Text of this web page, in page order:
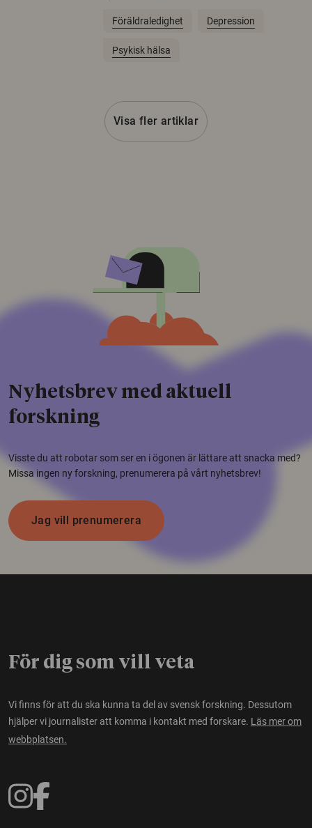
Föräldraledighet Depression
Psykisk hälsa
Visa fler artiklar
Nyhetsbrev med aktuell
forskning
Visste du att robotar som ser en i ögonen är lättare att snacka med?
Missa ingen ny forskning, prenumerera på vårt nyhetsbrev!
Jag vill prenumerera
För dig som vill veta
Vi finns för att du ska kunna ta del av svensk forskning. Dessutom
hjälper vi journalister att komma i kontakt med forskare. Läs mer om
webbplatsen.